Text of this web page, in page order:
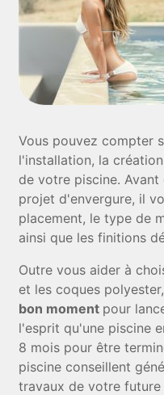
Vous pouvez compter
l'installation, la
de votre piscine.
projet d'envergure, il
placement, le type de
ainsi que les finitions
Outre vous aider à
et les coques
bon moment pour
l'esprit qu'une piscine
8 mois pour être
piscine conseillent
travaux de votre